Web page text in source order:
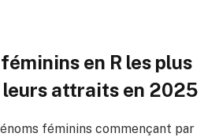
en R les plus
attraits en 2025
féminins commençant par